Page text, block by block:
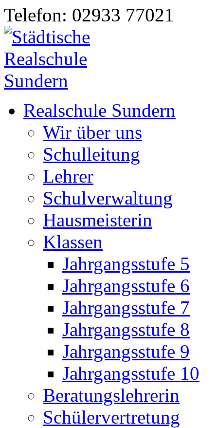
Telefon: 02933 77021
Realschule Sundern
Wir über uns
Schulleitung
Lehrer
Schulverwaltung
Hausmeisterin
Klassen
Jahrgangsstufe 5
Jahrgangsstufe 6
Jahrgangsstufe 7
Jahrgangsstufe 8
Jahrgangsstufe 9
Jahrgangsstufe 10
Beratungslehrerin
Schülervertretung